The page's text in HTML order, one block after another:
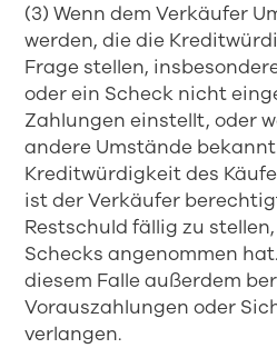
(3) Wenn dem Verkäufer
werden, die die
Frage stellen,
oder ein Scheck nicht
Zahlungen einstellt, oder
andere Umstände
Kreditwürdigkeit des
ist der Verkäufer
Restschuld fällig zu
Schecks angenommen
diesem Falle außerdem
Vorauszahlungen oder
verlangen.